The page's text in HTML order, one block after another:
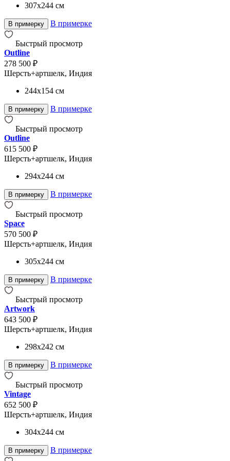
307x244 см
В примерку В примерке
Быстрый просмотр
Outline
278 500 ₽
Шерсть+артшелк, Индия
244x154 см
В примерку В примерке
Быстрый просмотр
Outline
615 500 ₽
Шерсть+артшелк, Индия
294x244 см
В примерку В примерке
Быстрый просмотр
Space
570 500 ₽
Шерсть+артшелк, Индия
305x244 см
В примерку В примерке
Быстрый просмотр
Artwork
643 500 ₽
Шерсть+артшелк, Индия
298x242 см
В примерку В примерке
Быстрый просмотр
Vintage
652 500 ₽
Шерсть+артшелк, Индия
304x244 см
В примерку В примерке